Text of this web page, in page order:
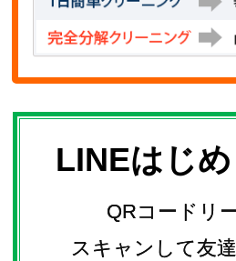
LINEはじ
QRコードリ
スキャンして友